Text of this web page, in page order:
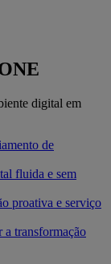
digital em
de
fluida e sem
proativa e serviço
a transformação